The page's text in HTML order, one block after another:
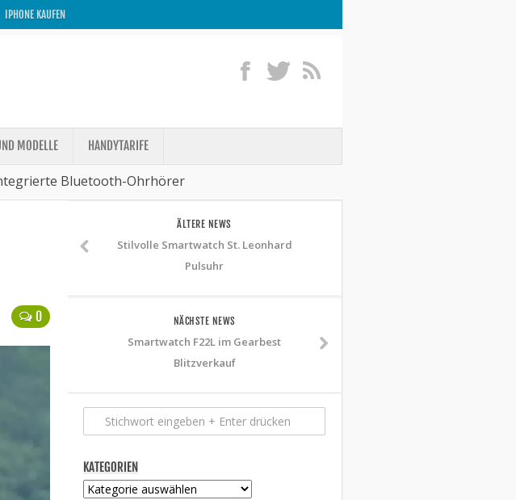
IPHONE KAUFEN
MODELLE HANDYTARIFE
Bluetooth-Ohrhörer
0
ÄLTERE NEWS
Stilvolle Smartwatch St. Leonhard
Pulsuhr
NÄCHSTE NEWS
Smartwatch F22L im Gearbest
Blitzverkauf
KATEGORIEN
Kategorien